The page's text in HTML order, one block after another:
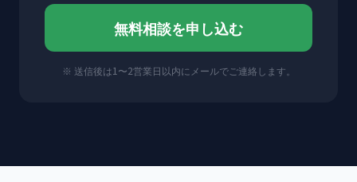
無料相談を申し込む
※ 送信後は1〜2営業日以内にメールでご連絡します。